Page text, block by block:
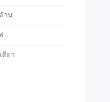
าน
ดียว